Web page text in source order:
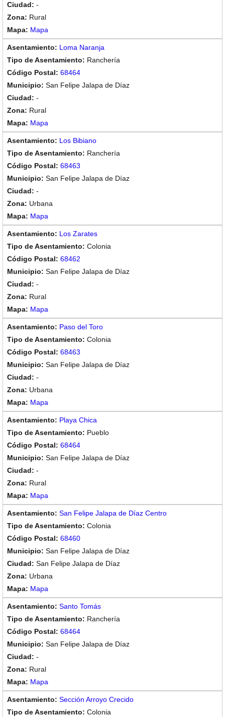
-
Rural
Mapa
Loma Naranja
Ranchería
68464
San Felipe Jalapa de Díaz
-
Rural
Mapa
Los Bibiano
Ranchería
68463
San Felipe Jalapa de Díaz
-
Urbana
Mapa
Los Zarates
Colonia
68462
San Felipe Jalapa de Díaz
-
Rural
Mapa
Paso del Toro
Colonia
68463
San Felipe Jalapa de Díaz
-
Urbana
Mapa
Playa Chica
Pueblo
68464
San Felipe Jalapa de Díaz
-
Rural
Mapa
San Felipe Jalapa de Díaz Centro
Colonia
68460
San Felipe Jalapa de Díaz
San Felipe Jalapa de Díaz
Urbana
Mapa
Santo Tomás
Ranchería
68464
San Felipe Jalapa de Díaz
-
Rural
Mapa
Sección Arroyo Crecido
Colonia